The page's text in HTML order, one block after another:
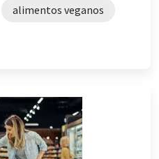
alimentos veganos